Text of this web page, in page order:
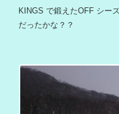
KINGS で鍛えたOFF シー
だったかな？？